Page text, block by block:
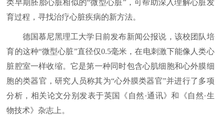
类早期胚胎心脏相似的“微型心脏”，可帮助深入理解心脏发
育过程，寻找治疗心脏疾病的新方法。
德国慕尼黑理工大学日前发布新闻公报说，该校团队培
育的这种“微型心脏”直径仅0.5毫米，在电刺激下能像人类心
脏腔室一样收缩。它是第一种同时包含心肌细胞和心外膜细
胞的类器官，研究人员称其为“心外膜类器官”并进行了多项
分析，相关论文分别发表于英国《自然·通讯》和《自然·生
物技术》杂志上。